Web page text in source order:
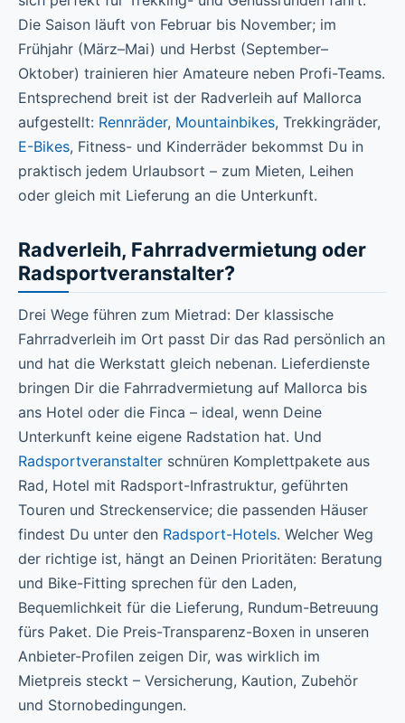
Die Saison läuft von Februar bis November; im
Frühjahr (März–Mai) und Herbst (September–
Oktober) trainieren hier Amateure neben Profi-Teams.
Entsprechend breit ist der Radverleih auf Mallorca
aufgestellt: Rennräder, Mountainbikes, Trekkingräder,
E-Bikes, Fitness- und Kinderräder bekommst Du in
praktisch jedem Urlaubsort – zum Mieten, Leihen
oder gleich mit Lieferung an die Unterkunft.
Radverleih, Fahrradvermietung oder
Radsportveranstalter?
Drei Wege führen zum Mietrad: Der klassische
Fahrradverleih im Ort passt Dir das Rad persönlich an
und hat die Werkstatt gleich nebenan. Lieferdienste
bringen Dir die Fahrradvermietung auf Mallorca bis
ans Hotel oder die Finca – ideal, wenn Deine
Unterkunft keine eigene Radstation hat. Und
Radsportveranstalter schnüren Komplettpakete aus
Rad, Hotel mit Radsport-Infrastruktur, geführten
Touren und Streckenservice; die passenden Häuser
findest Du unter den Radsport-Hotels. Welcher Weg
der richtige ist, hängt an Deinen Prioritäten: Beratung
und Bike-Fitting sprechen für den Laden,
Bequemlichkeit für die Lieferung, Rundum-Betreuung
fürs Paket. Die Preis-Transparenz-Boxen in unseren
Anbieter-Profilen zeigen Dir, was wirklich im
Mietpreis steckt – Versicherung, Kaution, Zubehör
und Stornobedingungen.